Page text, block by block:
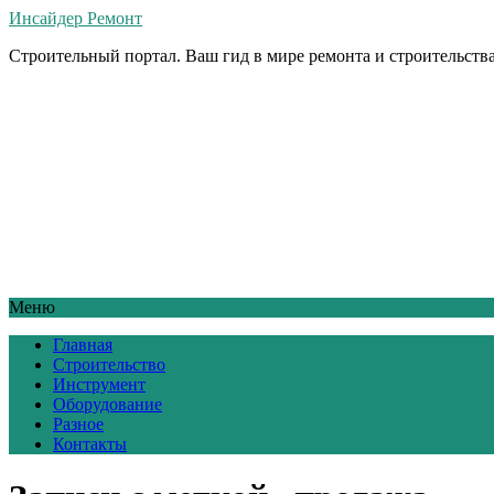
Инсайдер Ремонт
Строительный портал. Ваш гид в мире ремонта и
Меню
Главная
Строительство
Инструмент
Оборудование
Разное
Контакты